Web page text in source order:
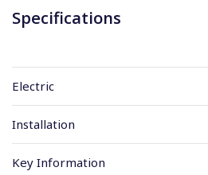
Specifications
Electric
Installation
Key Information